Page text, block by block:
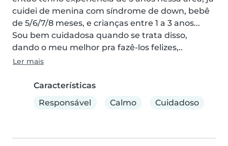
cuidei de menina com síndrome de down, bebê
de 5/6/7/8 meses, e crianças entre 1 a 3 anos...
Sou bem cuidadosa quando se trata disso,
dando o meu melhor pra fazê-los felizes,..
Ler mais
Características
Responsável
Calmo Cuidadoso